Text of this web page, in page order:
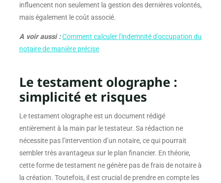
influencent non seulement la gestion des dernières volontés,
mais également le coût associé.
A voir aussi :Comment calculer l'indemnité d'occupation du
notaire de manière précise
Le testament olographe :
simplicité et risques
Le testament olographe est un document rédigé
entièrement à la main par le testateur. Sa rédaction ne
nécessite pas l’intervention d’un notaire, ce qui pourrait
sembler très avantageux sur le plan financier. En théorie,
cette forme de testament ne génère pas de frais de notaire à
la création. Toutefois, il est crucial de prendre en compte les